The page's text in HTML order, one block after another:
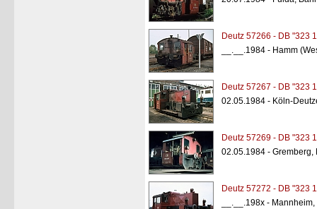
Deutz 57266 - DB "323
__.__.1984 - Hamm
Deutz 57267 - DB "323
02.05.1984 - Köln-
Deutz 57269 - DB "323
02.05.1984 - Gremberg,
Deutz 57272 - DB "323
__.__.198x -